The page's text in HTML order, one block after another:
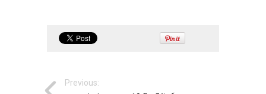
Previous: